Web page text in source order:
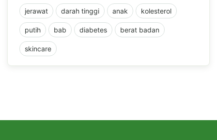
jerawat darah tinggi anak kolesterol
putih bab diabetes berat badan
skincare